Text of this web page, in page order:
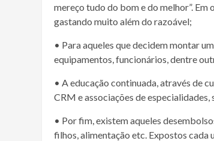
mereço tudo do bom e do melhor”.
gastando muito além do razoável;
• Para aqueles que decidem montar
equipamentos, funcionários, dentre
• A educação continuada, através de
CRM e associações de
• Por fim, existem aqueles
filhos, alimentação etc. Expostos cada